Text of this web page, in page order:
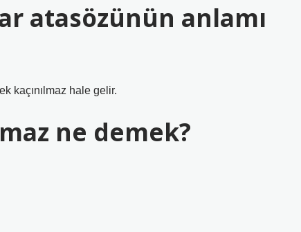
atasözünün anlamı
kaçınılmaz hale gelir.
ne demek?